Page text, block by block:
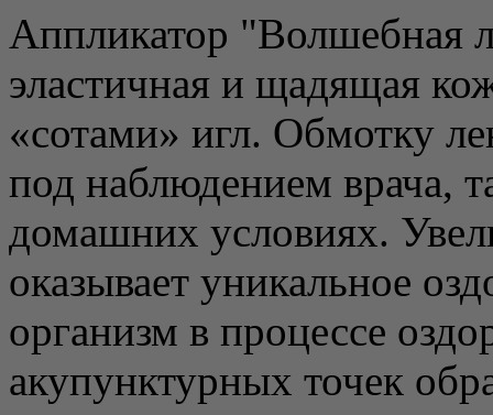
Аппликатор "Волшебная
эластичная и щадящая
«сотами» игл. Обмотку
под наблюдением врача,
домашних условиях.
оказывает уникальное
организм в процессе
акупунктурных точек